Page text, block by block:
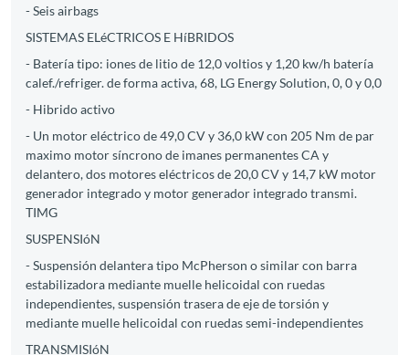
- Seis airbags
SISTEMAS ELéCTRICOS E HíBRIDOS
- Batería tipo: iones de litio de 12,0 voltios y 1,20 kw/h batería
calef./refriger. de forma activa, 68, LG Energy Solution, 0, 0 y 0,0
- Hibrido activo
- Un motor eléctrico de 49,0 CV y 36,0 kW con 205 Nm de par
maximo motor síncrono de imanes permanentes CA y
delantero, dos motores eléctricos de 20,0 CV y 14,7 kW motor
generador integrado y motor generador integrado transmi.
TIMG
SUSPENSIóN
- Suspensión delantera tipo McPherson o similar con barra
estabilizadora mediante muelle helicoidal con ruedas
independientes, suspensión trasera de eje de torsión y
mediante muelle helicoidal con ruedas semi-independientes
TRANSMISIóN